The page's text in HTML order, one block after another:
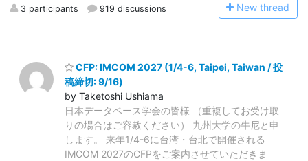
3 participants 919 discussions New thread
CFP: IMCOM 2027 (1/4-6, Taipei, Taiwan / 投
稿締切: 9/16)
by Taketoshi Ushiama
日本データベース学会の皆様 （重複してお受け取
りの場合はご容赦ください） 九州大学の牛尼と申
します。 来年1/4-6に台湾・台北で開催される
IMCOM 2027のCFPをご案内させていただきま